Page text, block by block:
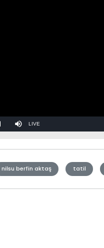
Mute Stream
nilsu berfin aktaş tatil